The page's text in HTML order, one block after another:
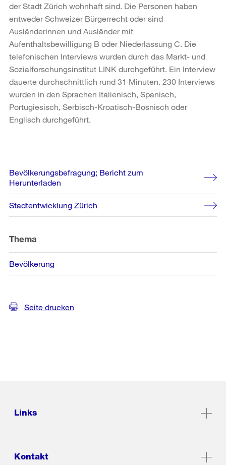
der Stadt Zürich wohnhaft sind. Die Personen haben
entweder Schweizer Bürgerrecht oder sind
Ausländerinnen und Ausländer mit
Aufenthaltsbewilligung B oder Niederlassung C. Die
telefonischen Interviews wurden durch das Markt- und
Sozialforschungsinstitut LINK durchgeführt. Ein Interview
dauerte durchschnittlich rund 31 Minuten. 230 Interviews
wurden in den Sprachen Italienisch, Spanisch,
Portugiesisch, Serbisch-Kroatisch-Bosnisch oder
Englisch durchgeführt.
Weitere
Informationen
Bevölkerungsbefragung; Bericht zum
Herunterladen
Stadtentwicklung Zürich
Thema
Bevölkerung
Seite drucken
Links
Kontakt